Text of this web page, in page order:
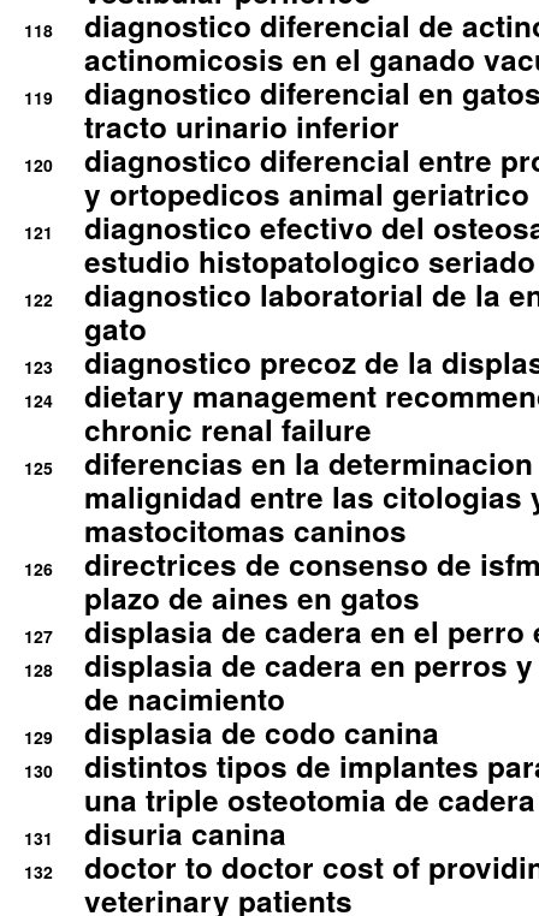
118
diagnostico diferencial de
actinomicosis en el ganado
119
diagnostico diferencial en
tracto urinario inferior
120
diagnostico diferencial entre
y ortopedicos animal geriatrico
121
diagnostico efectivo del
estudio histopatologico seriado
122
diagnostico laboratorial de la
gato
123 diagnostico precoz de la
124
dietary management
chronic renal failure
125
diferencias en la
malignidad entre las citologias
mastocitomas caninos
126
directrices de consenso de
plazo de aines en gatos
127 displasia de cadera en el perro
128
displasia de cadera en perros
de nacimiento
129 displasia de codo canina
130
distintos tipos de implantes
una triple osteotomia de cadera
131 disuria canina
132
doctor to doctor cost of
veterinary patients